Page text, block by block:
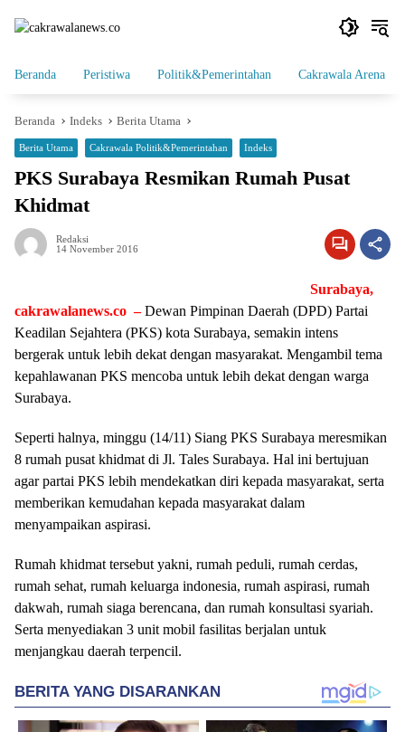
Beranda Peristiwa Politik&Pemerintahan Cakrawala Arena
Beranda Indeks Berita Utama
Berita Utama Cakrawala Politik&Pemerintahan Indeks
PKS Surabaya Resmikan Rumah Pusat
Khidmat
Redaksi
14 November 2016
Surabaya,
cakrawalanews.co – Dewan Pimpinan Daerah (DPD) Partai
Keadilan Sejahtera (PKS) kota Surabaya, semakin intens
bergerak untuk lebih dekat dengan masyarakat. Mengambil tema
kepahlawanan PKS mencoba untuk lebih dekat dengan warga
Surabaya.
Seperti halnya, minggu (14/11) Siang PKS Surabaya meresmikan
8 rumah pusat khidmat di Jl. Tales Surabaya. Hal ini bertujuan
agar partai PKS lebih mendekatkan diri kepada masyarakat, serta
memberikan kemudahan kepada masyarakat dalam
menyampaikan aspirasi.
Rumah khidmat tersebut yakni, rumah peduli, rumah cerdas,
rumah sehat, rumah keluarga indonesia, rumah aspirasi, rumah
dakwah, rumah siaga berencana, dan rumah konsultasi syariah.
Serta menyediakan 3 unit mobil fasilitas berjalan untuk
menjangkau daerah terpencil.